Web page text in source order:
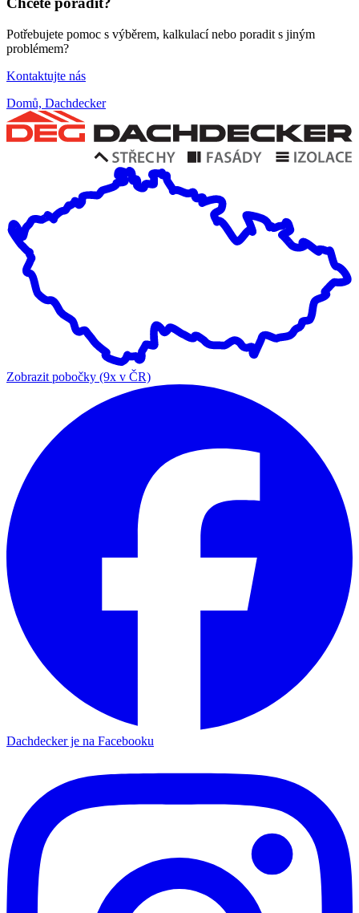
Potřebujete pomoc s výběrem, kalkulací nebo poradit s jiným
problémem?
Kontaktujte nás
Domů, Dachdecker
Zobrazit pobočky (9x v ČR)
Dachdecker je na Facebooku